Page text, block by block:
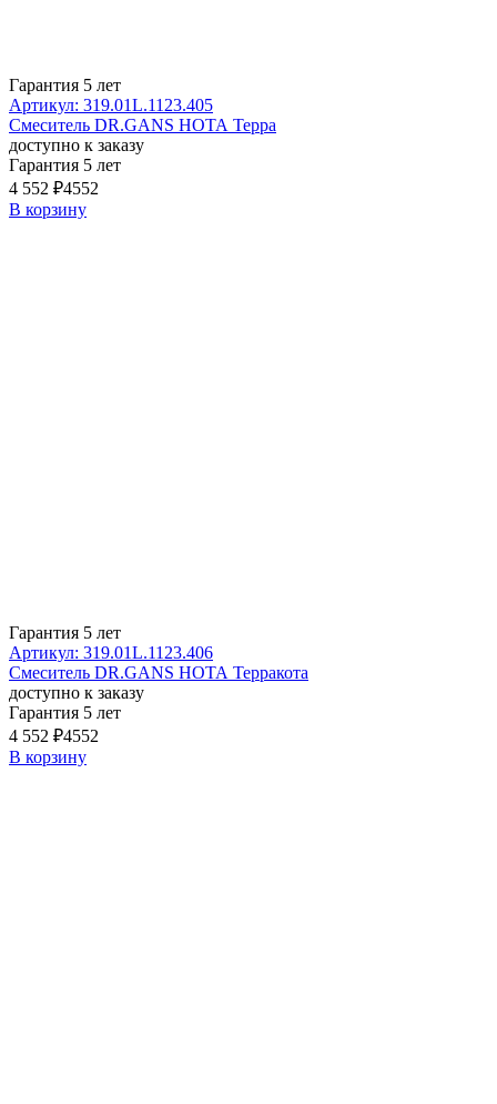
Гарантия 5 лет
Артикул: 319.01L.1123.405
Смеситель DR.GANS НОТА Терра
доступно к заказу
Гарантия 5 лет
4 552 ₽4552
В корзину
Гарантия 5 лет
Артикул: 319.01L.1123.406
Смеситель DR.GANS НОТА Терракота
доступно к заказу
Гарантия 5 лет
4 552 ₽4552
В корзину